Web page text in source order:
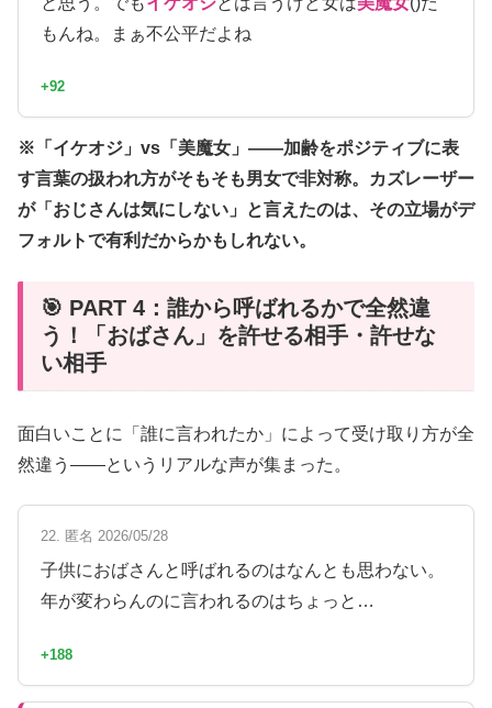
もんね。まぁ不公平だよね
+92
※「イケオジ」vs「美魔女」——加齢をポジティブに表
す言葉の扱われ方がそもそも男女で非対称。カズレーザー
が「おじさんは気にしない」と言えたのは、その立場がデ
フォルトで有利だからかもしれない。
🎯 PART 4：誰から呼ばれるかで全然違
う！「おばさん」を許せる相手・許せな
い相手
面白いことに「誰に言われたか」によって受け取り方が全
然違う——というリアルな声が集まった。
22. 匿名 2026/05/28
子供におばさんと呼ばれるのはなんとも思わない。
年が変わらんのに言われるのはちょっと…
+188